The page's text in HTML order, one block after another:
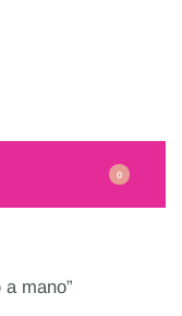
0
mano”